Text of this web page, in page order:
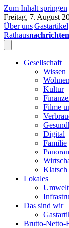
Zum Inhalt springen
Freitag, 7. August
Über uns Gastartikel
Rathausnachrichten
Gesellschaft
Wissen
Kultur
Filme
Digital
Familie
Klatsch
Lokales
Umwelt
Das sind wir
Brutto-Netto-